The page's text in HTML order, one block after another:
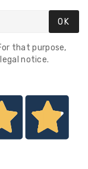
OK
that purpose,
notice.